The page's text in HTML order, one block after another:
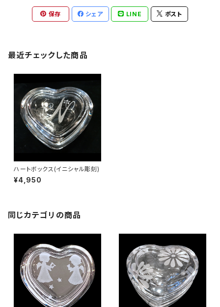
保存 シェア LINE ポスト
最近チェックした商品
ハートボックス(イニシャル彫刻)
¥4,950
同じカテゴリの商品